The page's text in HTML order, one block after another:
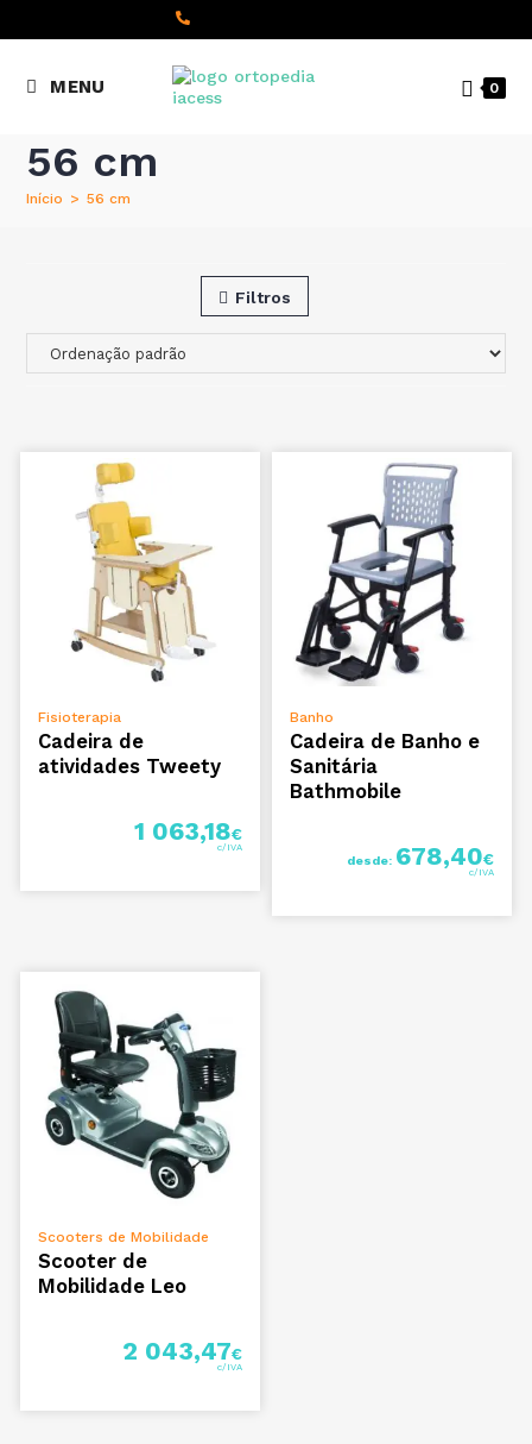
Chamada para a rede fixa
MENU 0
56 cm
Início > 56 cm
Filtros
VER OPÇÕES
Fisioterapia
Cadeira de
atividades Tweety
1 063,18€
Banho
Cadeira de Banho e
Sanitária
Bathmobile
desde: 678,40€
VER OPÇÕES
Scooters de Mobilidade
Scooter de
Mobilidade Leo
2 043,47€